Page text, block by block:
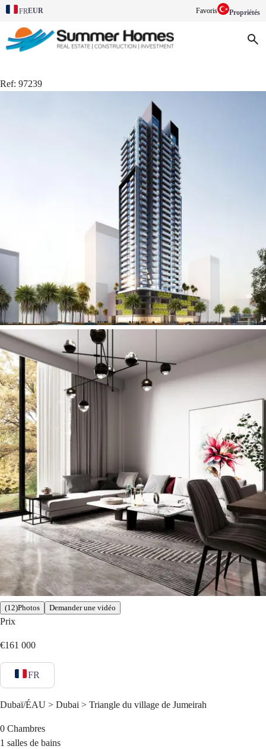
FREUR Favoris Propriétés
Ref: 97239
(12)Photos Demander une vidéo
Prix
€161 000
FR
Dubaï/ÉAU > Dubai > Triangle du village de Jumeirah
0 Chambres
1 salles de bains